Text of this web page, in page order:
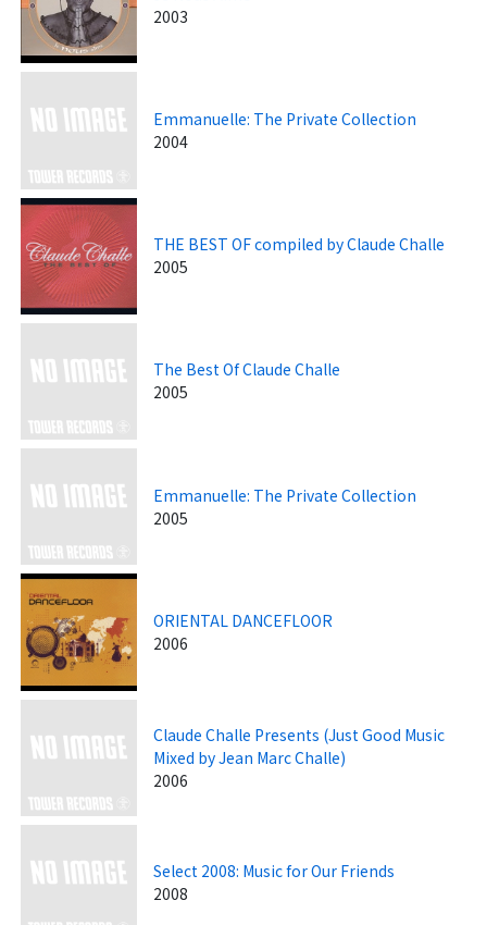
2003
Emmanuelle: The Private Collection
2004
THE BEST OF compiled by Claude Challe
2005
The Best Of Claude Challe
2005
Emmanuelle: The Private Collection
2005
ORIENTAL DANCEFLOOR
2006
Claude Challe Presents (Just Good Music
Mixed by Jean Marc Challe)
2006
Select 2008: Music for Our Friends
2008